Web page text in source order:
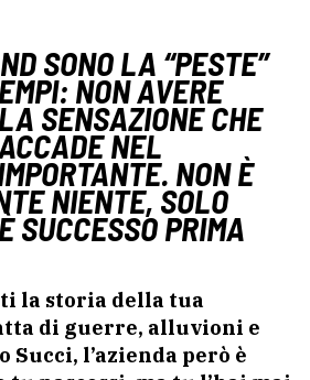
SONO LA “PESTE”
NON AVERE
SENSAZIONE CHE
NEL
NON È
NIENTE, SOLO
SUCCESSO PRIMA
la storia della tua
di guerre, alluvioni e
Succi, l’azienda però è